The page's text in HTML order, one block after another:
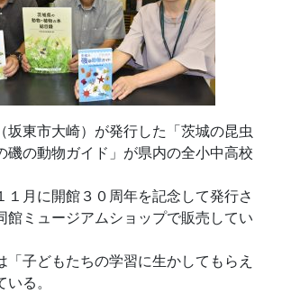
坂東市大崎）が発行した「茨城の昆虫
磯の動物ガイド」が県内の全小中高校
１月に開館３０周年を記念して発行さ
館ミュージアムショップで販売してい
「子どもたちの学習に生かしてもらえ
る。